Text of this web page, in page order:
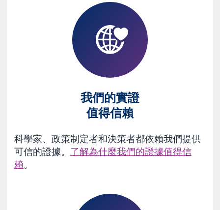
我們的實證
值得信賴
科學家、政策制定者和決策者都依賴我們提供
可信的證據。 了解為什麼我們的證據值得信
賴。